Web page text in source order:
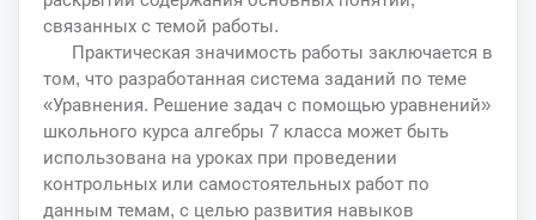
связанных с темой работы.
Практическая значимость работы заключается в
том, что разработанная система заданий по теме
«Уравнения. Решение задач с помощью уравнений»
школьного курса алгебры 7 класса может быть
использована на уроках при проведении
контрольных или самостоятельных работ по
данным темам, с целью развития навыков